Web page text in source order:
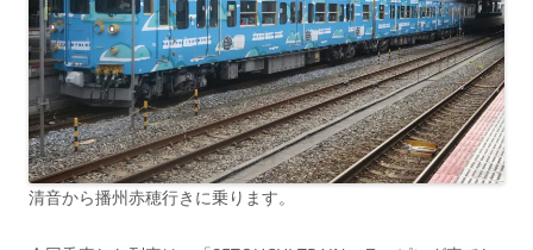
清音から播州赤穂行きに乗ります。